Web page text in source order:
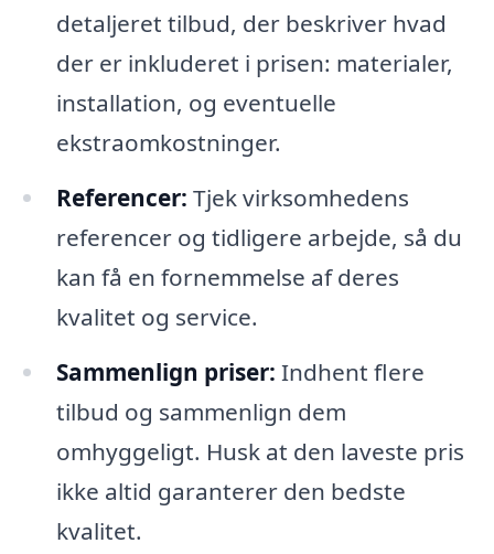
detaljeret tilbud, der beskriver hvad
der er inkluderet i prisen: materialer,
installation, og eventuelle
ekstraomkostninger.
Referencer: Tjek virksomhedens
referencer og tidligere arbejde, så du
kan få en fornemmelse af deres
kvalitet og service.
Sammenlign priser: Indhent flere
tilbud og sammenlign dem
omhyggeligt. Husk at den laveste pris
ikke altid garanterer den bedste
kvalitet.